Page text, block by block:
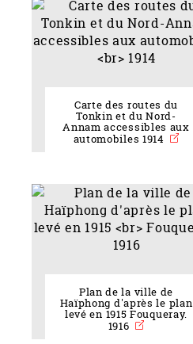
Carte des routes du
Tonkin et du Nord-
Annam accessibles aux
automobiles 1914
Plan de la ville de
Haïphong d'après le plan
levé en 1915 Fouqueray.
1916